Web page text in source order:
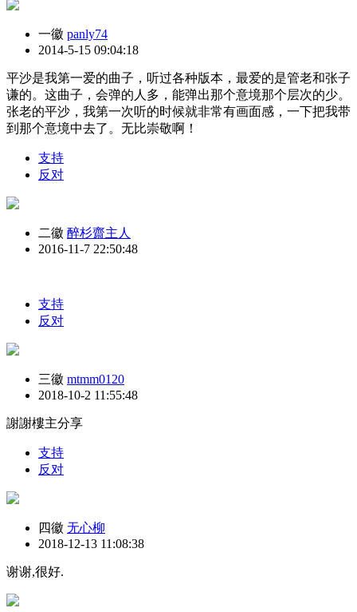
一徽 panly74
2014-5-15 09:04:18
平沙是我第一爱的曲子，听过各种版本，最爱的是管老和张子
谦的。这曲子，会弹的人多，能弹出那个意境那个层次的少。
张老的平沙，我第一次听的时候就非常有画面感，一下把我带
到那个意境中去了。无比崇敬啊！
支持
反对
二徽 醉杉齋主人
2016-11-7 22:50:48
支持
反对
三徽 mtmm0120
2018-10-2 11:55:48
謝謝樓主分享
支持
反对
四徽 无心柳
2018-12-13 11:08:38
谢谢,很好.